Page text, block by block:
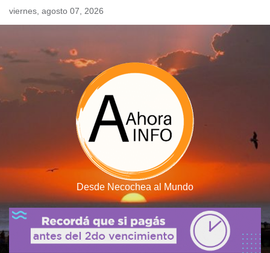
Skipviernes, agosto 07, 2026
Desde Necochea al Mundo